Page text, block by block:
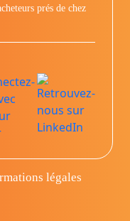
prés de chez
légales